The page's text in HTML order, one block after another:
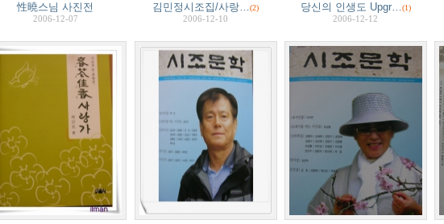
性曉스님 사진전
2006-12-07
김민정시조집/사랑…(2)
2006-12-10
당신의 인생도 Upgr…(1)
2006-12-12